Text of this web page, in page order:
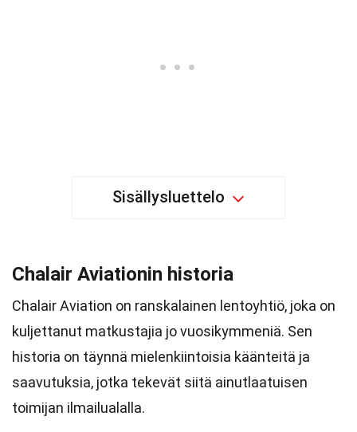
Sisällysluettelo
Chalair Aviationin historia
Chalair Aviation on ranskalainen lentoyhtiö, joka on
kuljettanut matkustajia jo vuosikymmeniä. Sen
historia on täynnä mielenkiintoisia käänteitä ja
saavutuksia, jotka tekevät siitä ainutlaatuisen
toimijan ilmailualalla.